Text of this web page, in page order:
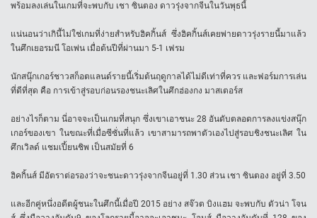
พร้อมลงเล่นในเกมที่จะพบกับ เชา ซินตอง ดาวรุ่งจากจีนในวันพุธนี้
แน่นอนว่าเกินี้ไม่ใช่เกมที่ง่ายสำหรับฮิคกิ้นส์ ซึ่งฮิคกิ้นส์เคยพ่ายดาวรุ่งรายนี้มาแล้ว
ในศึกเยอรมนี โอเพ่น เมื่อต้นปีที่ผ่านมา 5-1 เฟรม
นักสนุ๊กเกอร์ชาวสก็อตแลนด์รายนี้เริ่มต้นฤดูกาลได้ไม่ดีเท่าที่ควร และฟอร์มการเล่น
ที่ดีที่สุด คือ การเข้าสู่รอบก่อนรองชนะเลิศในศึกฮ่องกง มาสเตอร์ส
อย่างไรก็ตาม นี่อาจจะเป็นเกมที่สนุก ซึ่งเขาเอาชนะ 28 อันดับตลอดการลงแข่งสนุ๊ก
เกอร์ของเขา ในขณะที่เมื่อซีซั่นที่แล้ว เขาสามารถพาตัวเองไปสู่รอบชิงชนะเลิศ ใน
ศึกเวิลด์ แชมเปี้ยนชิพ เป็นสมัยที่ 6
ฮิคกิ้นส์ มีอัตราต่อรองว่าจะชนะดาวรุ่งจากจีนอยู่ที่ 1.30 ส่วน เชา ซินตอง อยู่ที่ 3.50
และอีกคู่หนึ่งอดีตผู้ชนะในศึกนี้เมื่อปี 2015 อย่าง สจ๊วต บิงแฮม จะพบกับ ดัวน่า โจน